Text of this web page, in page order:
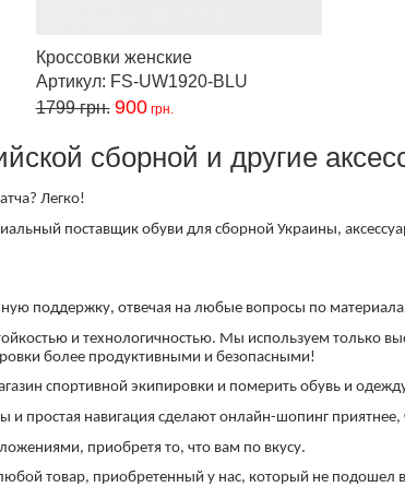
Кроссовки женские
Артикул: FS-UW1920-BLU
1799грн. 900грн.
сборной и другие
Легко!
поставщик обуви для сборной Украины,
поддержку, отвечая на любые вопросы по
и технологичностью. Мы используем только
более продуктивными и безопасными!
спортивной экипировки и померить обувь и
и простая навигация сделают онлайн-шопинг
приобретя то, что вам по вкусу.
товар, приобретенный у нас, который не